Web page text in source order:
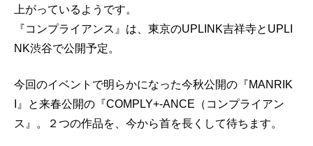
上がっているようです。
『コンプライアンス』は、東京のUPLINK吉祥寺とUPLI
NK渋谷で公開予定。
今回のイベントで明らかになった今秋公開の『MANRIK
I』と来春公開の『COMPLY+-ANCE（コンプライアン
ス』。２つの作品を、今から首を長くして待ちます。